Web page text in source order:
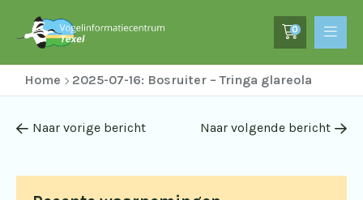
0
Home 2025-07-16: Bosruiter – Tringa glareola
Naar vorige bericht Naar volgende bericht